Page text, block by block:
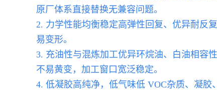
原厂体系直接替换无兼容问题。
2. 力学性能均衡稳定高弹性回复、优异耐反
易变形。
3. 充油性与混炼加工优异环烷油、白油相容
不易黄变，加工窗口宽泛稳定。
4. 低凝胶高纯净，低气味低 VOC杂质、凝